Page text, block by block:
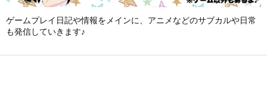
ゲームプレイ日記や情報をメインに、アニメなどのサブカルや日常
も発信していきます♪

前へ